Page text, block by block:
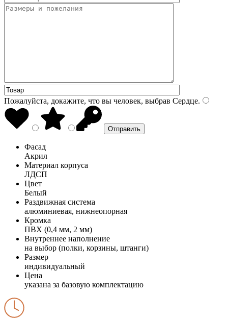
Пожалуйста, докажите, что вы человек, выбрав Сердце.
Фасад
Акрил
Материал корпуса
ЛДСП
Цвет
Белый
Раздвижная система
алюминиевая, нижнеопорная
Кромка
ПВХ (0,4 мм, 2 мм)
Внутреннее наполнение
на выбор (полки, корзины, штанги)
Размер
индивидуальный
Цена
указана за базовую комплектацию